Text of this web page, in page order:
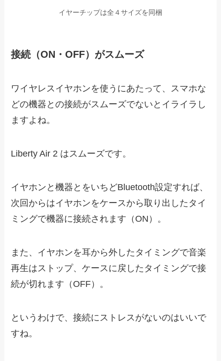
イヤーチップは全４サイズを同梱
接続（ON・OFF）がスムーズ
ワイヤレスイヤホンを使うにあたって、スマホな
どの機器との接続がスムーズでないとイライラし
ますよね。
Liberty Air 2 はスムーズです。
イヤホンと機器とをいちどBluetooth設定すれば、
次回からはイヤホンをケースから取り出したタイ
ミングで機器に接続されます（ON）。
また、イヤホンを耳から外したタイミングで音楽
再生はストップ、ケースに戻したタイミングで接
続が切れます（OFF）。
というわけで、接続にストレスがないのはいいで
すね。